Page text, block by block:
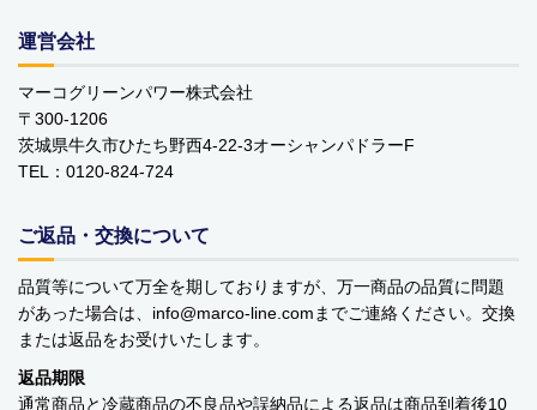
商品一覧
ブランドから探す
MESH ジュエリー
Bellini バッグ(イタリア)
alico バルサミコ酢
TEJAKULA 塩
ムーミン
運営会社
マーコグリーンパワー株式会社
〒300-1206
茨城県牛久市ひたち野西4-22-3オーシャンパドラーF
TEL：0120-824-724
ご返品・交換について
品質等について万全を期しておりますが、万一商品の品質に問題
があった場合は、info
marco-line.com までご連絡ください。交換
または返品をお受けいたします。
返品期限
通常商品と冷蔵商品の不良品や誤納品による返品は商品到着後10